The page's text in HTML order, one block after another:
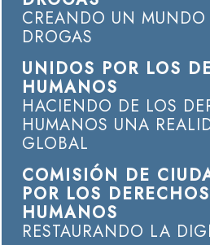
CREANDO UN MUNDO
DROGAS
UNIDOS POR LOS
HUMANOS
HACIENDO DE LOS
HUMANOS UNA
GLOBAL
COMISIÓN DE
POR LOS DERECHOS
HUMANOS
RESTAURANDO LA